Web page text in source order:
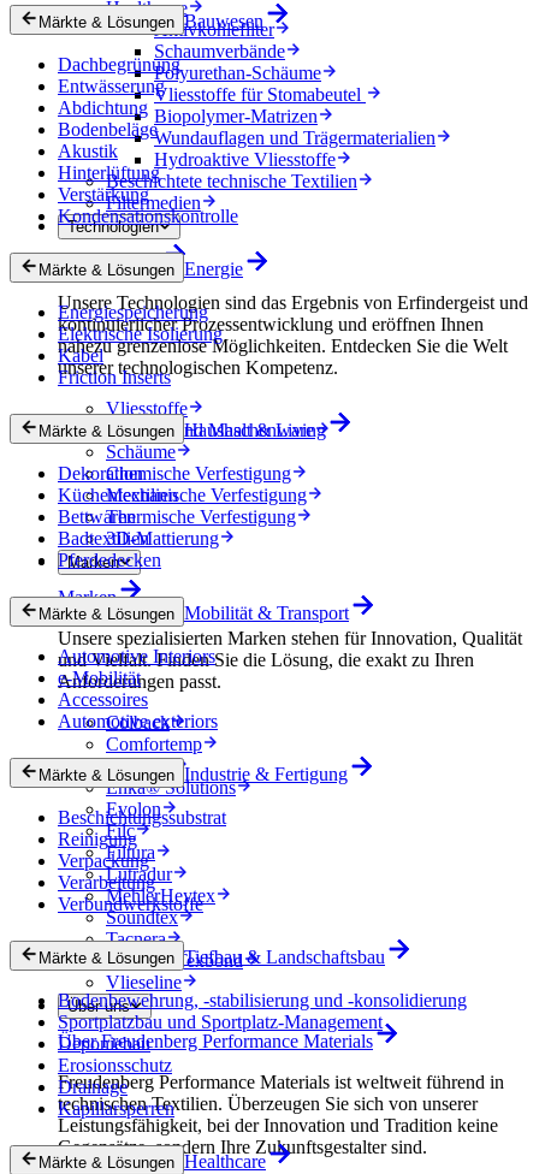
Healthcare
Aktivkohlefilter
Schaumverbände
Polyurethan-Schäume
Vliesstoffe für Stomabeutel
Biopolymer-Matrizen
Wundauflagen und Trägermaterialien
Hydroaktive Vliesstoffe
Beschichtete technische Textilien
Filtermedien
Technologien
Technologien
Unsere Technologien sind das Ergebnis von Erfindergeist und
kontinuierlicher Prozessentwicklung und eröffnen Ihnen
nahezu grenzenlose Möglichkeiten. Entdecken Sie die Welt
unserer technologischen Kompetenz.
Vliesstoffe
Gewebe und Maschenware
Schäume
Chemische Verfestigung
Mechanische Verfestigung
Thermische Verfestigung
3D-Mattierung
Marken
Marken
Unsere spezialisierten Marken stehen für Innovation, Qualität
und Vielfalt. Finden Sie die Lösung, die exakt zu Ihren
Anforderungen passt.
Colback
Comfortemp
Dripstop
Enka® Solutions
Evolon
Filc
Filtura
Lutradur
MehlerHeytex
Soundtex
Tacnera
Terbond-Texbond
Vlieseline
Über uns
Über Freudenberg Performance Materials
Freudenberg Performance Materials ist weltweit führend in
technischen Textilien. Überzeugen Sie sich von unserer
Leistungsfähigkeit, bei der Innovation und Tradition keine
Gegensätze, sondern Ihre Zukunftsgestalter sind.
Märkte & Lösungen Bauwesen
Dachbegrünung
Entwässerung
Abdichtung
Bodenbeläge
Akustik
Hinterlüftung
Verstärkung
Kondensationskontrolle
Märkte & Lösungen Energie
Energiespeicherung
Elektrische Isolierung
Kabel
Friction Inserts
Märkte & Lösungen Haushalt & Living
Dekoration
Küchentextilien
Bettwaren
Badtextilien
Pferdedecken
Märkte & Lösungen Mobilität & Transport
Automotive Interiors
e-Mobilität
Accessoires
Automotive exteriors
Märkte & Lösungen Industrie & Fertigung
Beschichtungssubstrat
Reinigung
Verpackung
Verarbeitung
Verbundwerkstoffe
Märkte & Lösungen Tiefbau & Landschaftsbau
Bodenbewehrung, -stabilisierung und -konsolidierung
Sportplatzbau und Sportplatz-Management
Deponiebau
Erosionsschutz
Drainage
Kapillarsperren
Märkte & Lösungen Healthcare